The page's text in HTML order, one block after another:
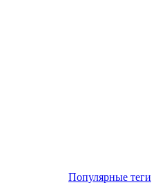
Популярные теги